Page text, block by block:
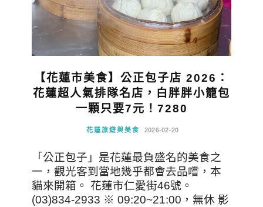
【花蓮市美食】公正包子店 2026：
花蓮超人氣排隊名店，白胖胖小籠包
一顆只要7元！7280
花蓮旅遊與美食 2026-02-20
「公正包子」是花蓮最負盛名的美食之
一，觀光客到當地幾乎都會去品嚐，本
貓來開箱。 花蓮市仁愛街46號。
(03)834-2933 ※ 09:20~21:00，無休 影